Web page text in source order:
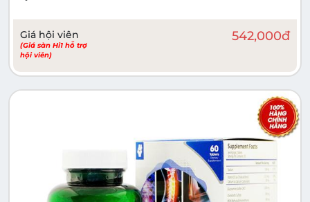
Giá hội viên
(Giá sàn Hi1 hỗ trợ
hội viên)
542,000đ